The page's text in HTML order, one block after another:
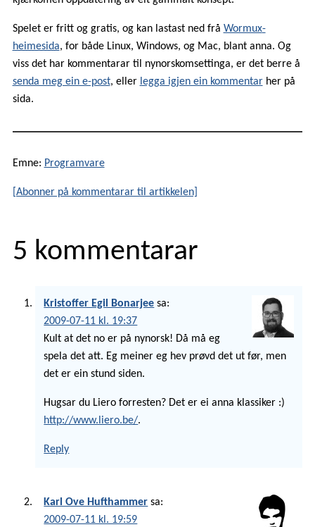
Spelet er fritt og gratis, og kan lastast ned frå Wormux-
heimesida, for både Linux, Windows, og Mac, blant anna. Og
viss det har kommentarar til nynorskomsettinga, er det berre å
senda meg ein e-post, eller legga igjen ein kommentarher på
sida.
Emne: Programvare
[Abonner på kommentarar til artikkelen]
5 kommentarar
Kristoffer Egil Bonarjee sa:
2009-07-11 kl. 19:37
Kult at det no er på nynorsk! Då må eg
spela det att. Eg meiner eg hev prøvd det ut før, men
det er ein stund siden.
Hugsar du Liero forresten? Det er ei anna klassiker :)
http://www.liero.be/.
Reply
Karl Ove Hufthammer sa:
2009-07-11 kl. 19:59